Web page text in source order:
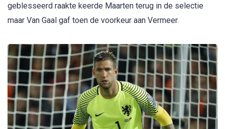
geblesseerd raakte keerde Maarten terug in de selectie
maar Van Gaal gaf toen de voorkeur aan Vermeer.